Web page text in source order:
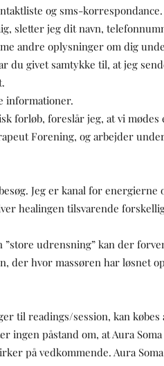
og sms-korrespondance.
sletter jeg dit navn,
andre oplysninger om dig
du givet samtykke til, at jeg
informationer.
forløb, foreslår jeg, at vi mødes
Forening, og arbejder
Jeg er kanal for
healingen tilsvarende
”store udrensning” kan der
der hvor massøren har løsnet
til readings/session, kan
ingen påstand om, at Aura
på vedkommende. Aura